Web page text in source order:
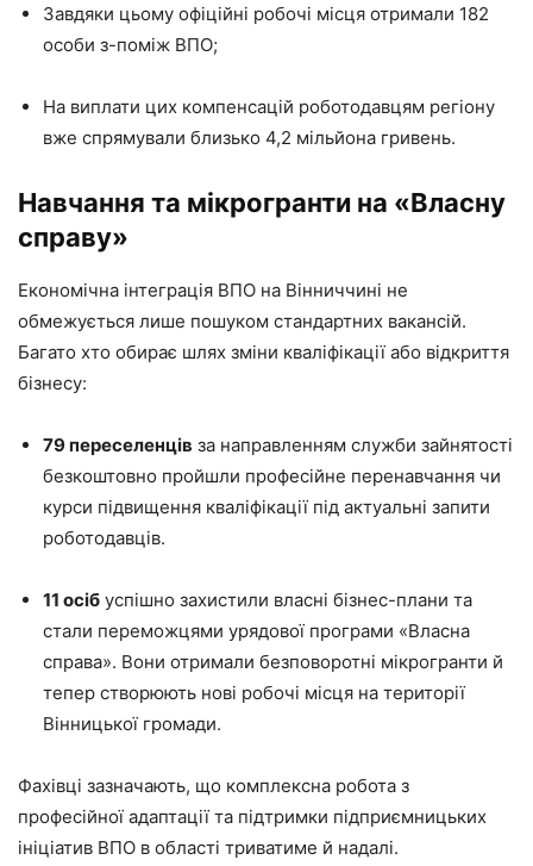
Завдяки цьому офіційні робочі місця отримали 182
особи з-поміж ВПО;
На виплати цих компенсацій роботодавцям регіону
вже спрямували близько 4,2 мільйона гривень.
Навчання та мікрогранти на «Власну
справу»
Економічна інтеграція ВПО на Вінниччині не
обмежується лише пошуком стандартних вакансій.
Багато хто обирає шлях зміни кваліфікації або відкриття
бізнесу:
79 переселенців за направленням служби зайнятості
безкоштовно пройшли професійне перенавчання чи
курси підвищення кваліфікації під актуальні запити
роботодавців.
11 осіб успішно захистили власні бізнес-плани та
стали переможцями урядової програми «Власна
справа». Вони отримали безповоротні мікрогранти й
тепер створюють нові робочі місця на території
Вінницької громади.
Фахівці зазначають, що комплексна робота з
професійної адаптації та підтримки підприємницьких
ініціатив ВПО в області триватиме й надалі.